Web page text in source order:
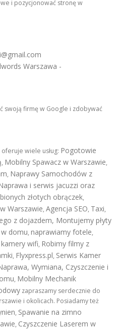
i pozycjonować stronę w
Warszawa -
swoją firmę w Google i zdobywać
wiele usług: Pogotowie
, Mobilny Spawacz w Warszawie,
, Naprawy Samochodów z
i serwis jacuzzi oraz
złotych obrączek,
Warszawie, Agencja SEO, Taxi,
z dojazdem, Montujemy płyty
domu, naprawiamy fotele,
wifi, Robimy filmy z
, Flyxpress.pl, Serwis Kamer
Wymiana, Czyszczenie i
, Mobilny Mechanik
zapraszamy serdecznie do
i okolicach. Posiadamy też
, Spawanie na zimno
, Czyszczenie Laserem w